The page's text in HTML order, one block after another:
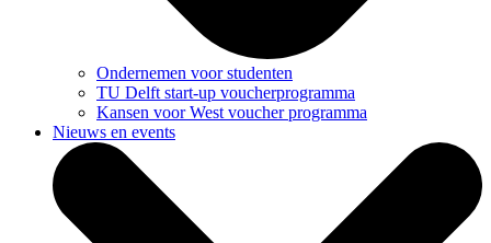
Ondernemen voor studenten
TU Delft start-up voucherprogramma
Kansen voor West voucher programma
Nieuws en events